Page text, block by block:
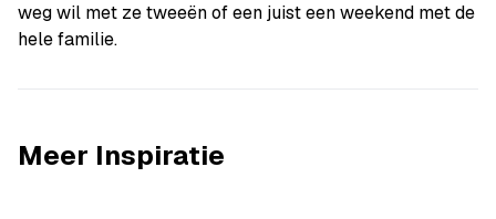
weg wil met ze tweeën of een juist een weekend met de
hele familie.
Meer Inspiratie